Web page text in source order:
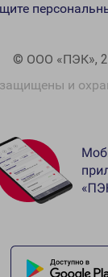
© ООО «ПЭК»,
и